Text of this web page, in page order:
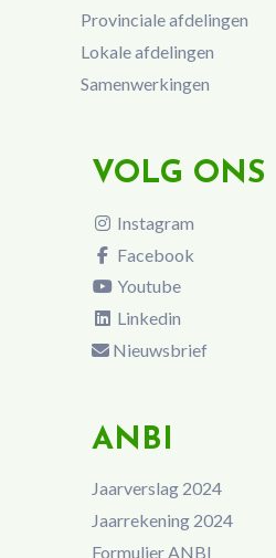
Provinciale afdelingen
Lokale afdelingen
Samenwerkingen
VOLG ONS
Instagram
Facebook
Youtube
Linkedin
Nieuwsbrief
ANBI
Jaarverslag 2024
Jaarrekening 2024
Formulier ANBI